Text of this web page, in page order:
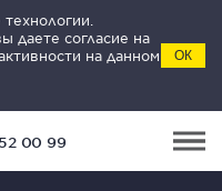
даете согласие на
на данном
ОК
00 99